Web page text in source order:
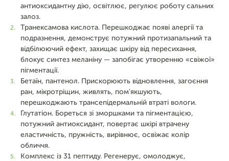
антиоксидантну дію, освітлює, регулює роботу сальних
залоз.
Транексамова кислота. Перешкоджає появі алергії та
подразнення, демонструє потужний протизапальний та
відбілюючий ефект, захищає шкіру від пересихання,
блокує синтез меланіну — запобігає утворенню «свіжої»
пігментації.
Бетаїн, пантенол. Прискорюють відновлення, загоєння
ран, мікротріщин, живлять, пом'якшують,
перешкоджають трансепідермальній втраті вологи.
Глутатіон. Бореться зі зморшками та пігментацією,
потужний антиоксидант, повертає шкірі втрачену
еластичність, пружність, вирівнює, освіжає колір
обличчя.
Комплекс із 31 пептиду. Регенерує, омолоджує,